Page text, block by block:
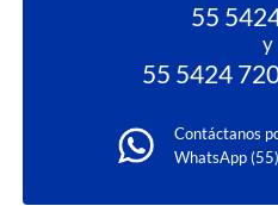
55
y
55 5424
Contáctanos
WhatsApp